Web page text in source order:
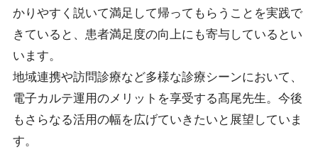
かりやすく説いて満足して帰ってもらうことを実践で
きていると、患者満足度の向上にも寄与しているとい
います。
地域連携や訪問診療など多様な診療シーンにおいて、
電子カルテ運用のメリットを享受する髙尾先生。今後
もさらなる活用の幅を広げていきたいと展望していま
す。